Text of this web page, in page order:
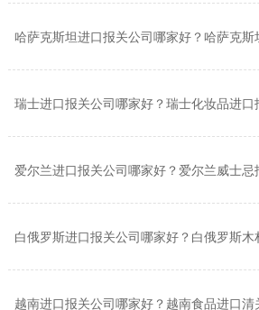
瑞士进口报关公司哪家好？瑞士化妆品进
爱尔兰进口报关公司哪家好？爱尔兰威士
越南进口报关公司哪家好？越南食品进口